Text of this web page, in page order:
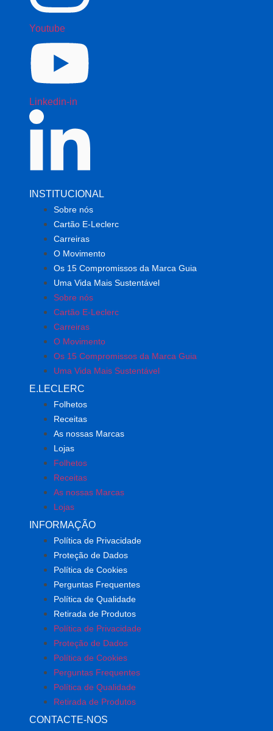
Youtube
Linkedin-in
INSTITUCIONAL
Sobre nós
Cartão E-Leclerc
Carreiras
O Movimento
Os 15 Compromissos da Marca Guia
Uma Vida Mais Sustentável
Sobre nós
Cartão E-Leclerc
Carreiras
O Movimento
Os 15 Compromissos da Marca Guia
Uma Vida Mais Sustentável
E.LECLERC
Folhetos
Receitas
As nossas Marcas
Lojas
Folhetos
Receitas
As nossas Marcas
Lojas
INFORMAÇÃO
Política de Privacidade
Proteção de Dados
Política de Cookies
Perguntas Frequentes
Política de Qualidade
Retirada de Produtos
Política de Privacidade
Proteção de Dados
Política de Cookies
Perguntas Frequentes
Política de Qualidade
Retirada de Produtos
CONTACTE-NOS